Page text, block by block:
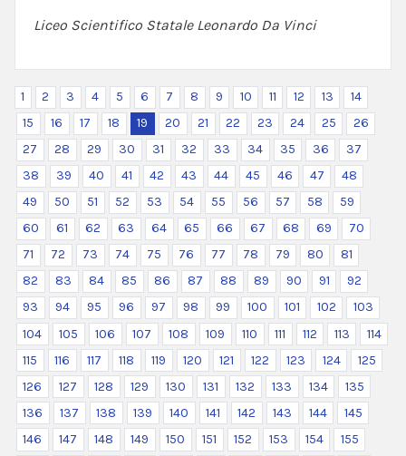
Liceo Scientifico Statale Leonardo Da Vinci
1 2 3 4 5 6 7 8 9 10 11 12 13
14
15
16 17 18 19 20 21 22 23 24 25
26
27
28 29 30 31 32 33 34 35 36
37
38
39 40 41 42 43 44 45 46 47
48
49
50 51 52 53 54 55 56 57 58
59
60
61 62 63 64 65 66 67 68 69
70
71
72 73 74 75 76 77 78 79 80
81
82
83 84 85 86 87 88 89 90 91
92
93
94 95 96 97 98 99 100 101 102
103
104
105 106 107 108 109 110 111 112 113
114
115
116 117 118 119 120 121 122 123 124
125
126
127 128 129 130 131 132 133 134
135
136
137 138 139 140 141 142 143 144
145
146
147 148 149 150 151 152 153 154
155